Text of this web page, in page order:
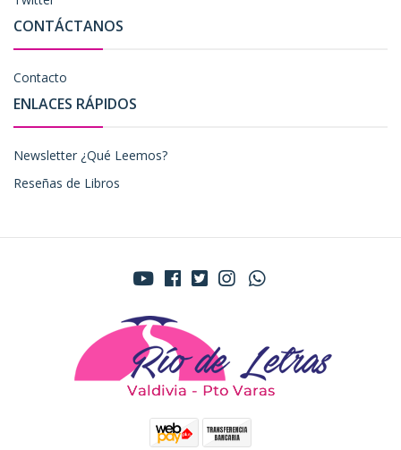
CONTÁCTANOS
Contacto
ENLACES RÁPIDOS
Newsletter ¿Qué Leemos?
Reseñas de Libros